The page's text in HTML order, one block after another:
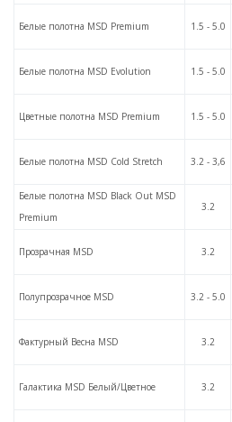
Белые полотна MSD Premium 1.5 - 5.0
Белые полотна MSD Evolution 1.5 - 5.0
Цветные полотна MSD Premium 1.5 - 5.0
Белые полотна MSD Cold Stretch 3.2 - 3,6
Белые полотна MSD Black Out MSD
Premium
3.2
Прозрачная MSD 3.2
Полупрозрачное MSD 3.2 - 5.0
Фактурный Весна MSD 3.2
Галактика MSD Белый/Цветное 3.2